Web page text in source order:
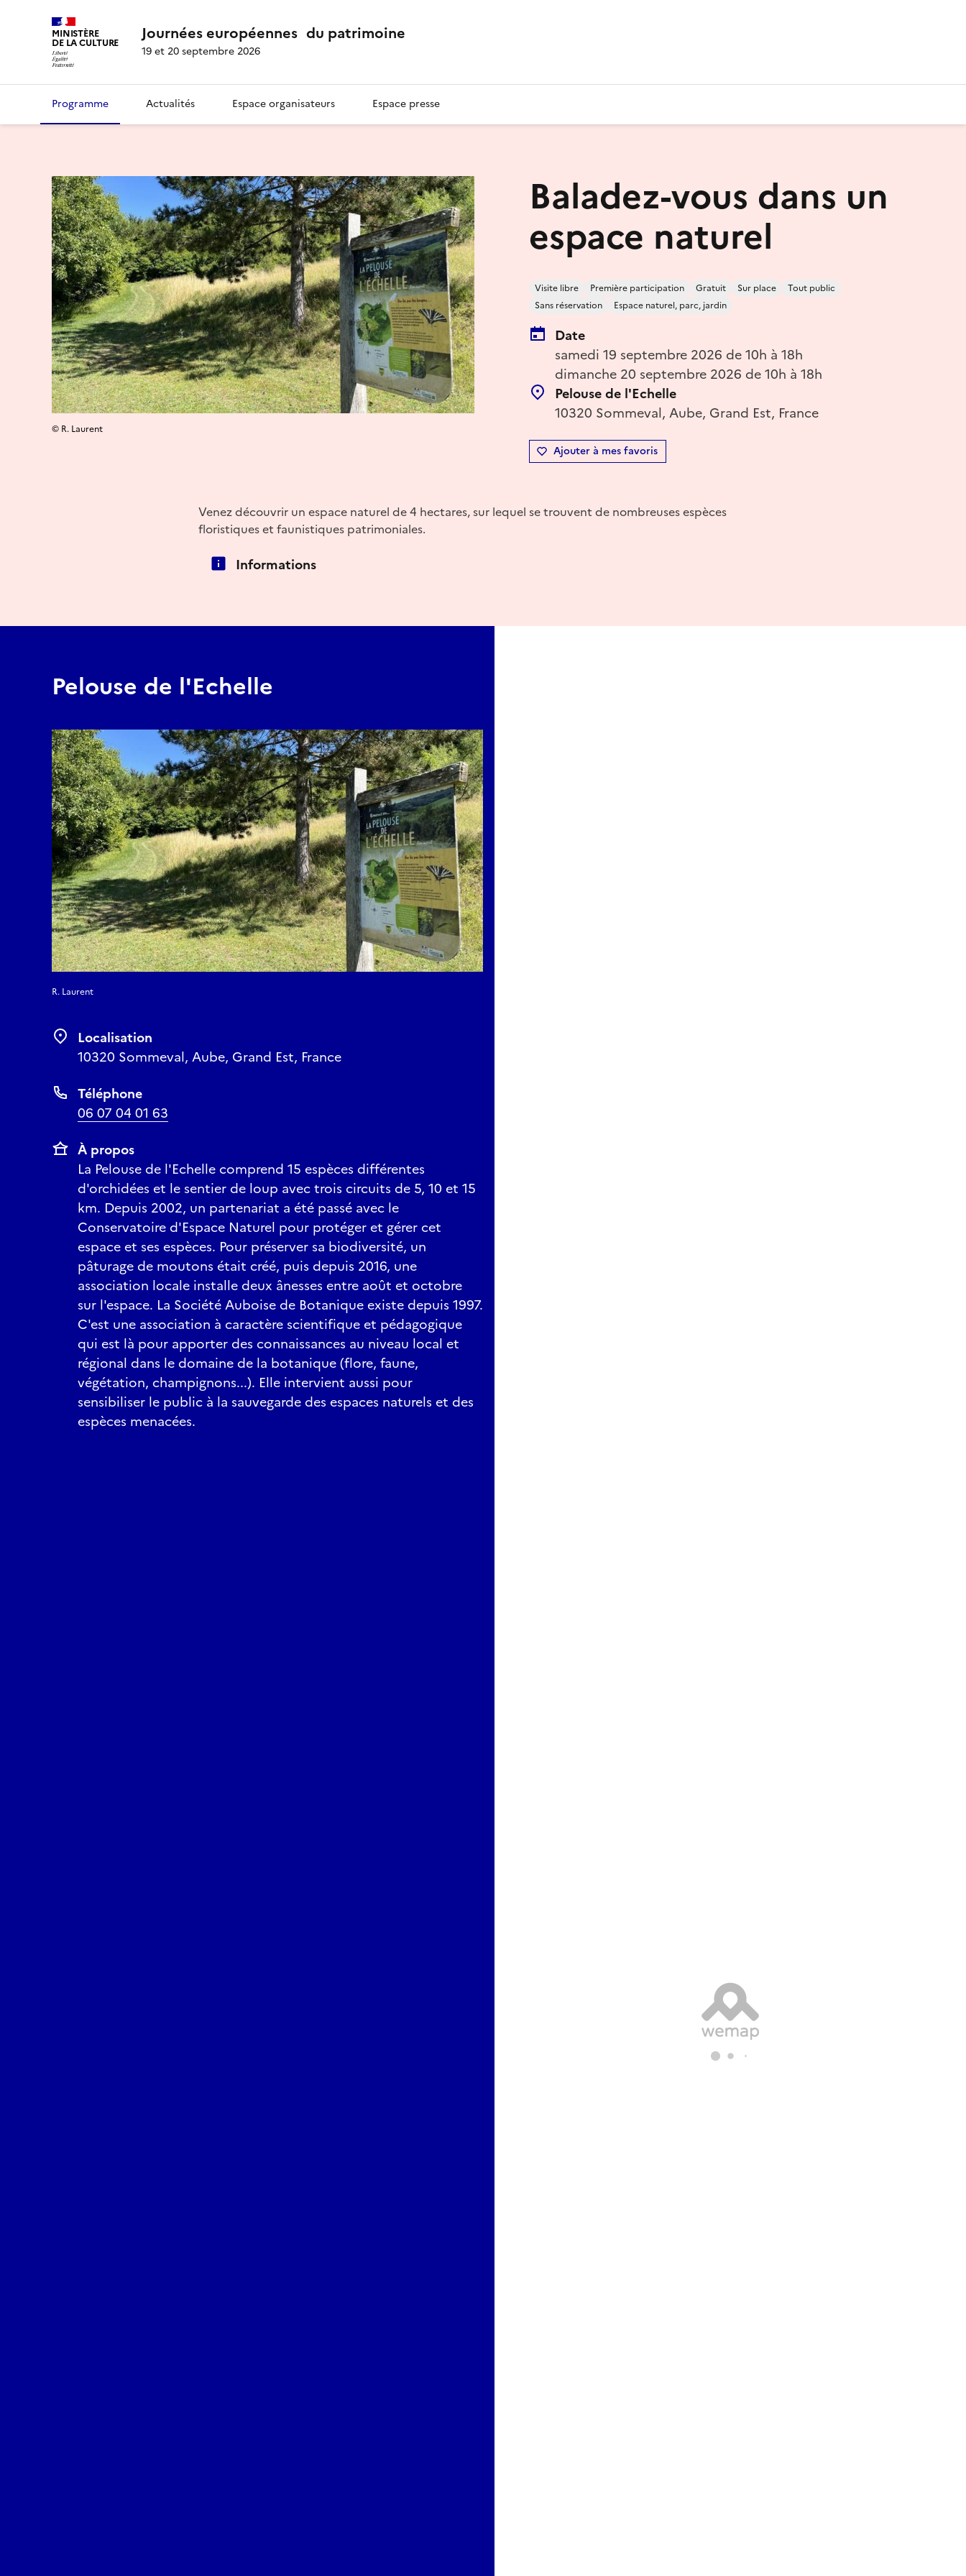
MINISTÈRE
DE LA CULTURE Journées européennes du patrimoine
19 et 20 septembre 2026
Programme Actualités Espace organisateurs Espace presse
Baladez-vous dans un
espace naturel
Visite libre Première participation Gratuit Sur place
Tout public
Sans réservation
Espace naturel, parc, jardin
Date
samedi 19 septembre 2026 de 10h à 18h
dimanche 20 septembre 2026 de 10h à 18h
Pelouse de l'Echelle
10320 Sommeval, Aube, Grand Est, France
Ajouter à mes favoris
© R. Laurent
Venez découvrir un espace naturel de 4 hectares, sur lequel se trouvent de nombreuses espèces
floristiques et faunistiques patrimoniales.
Informations
Pelouse de l'Echelle
R. Laurent
Localisation
10320 Sommeval, Aube, Grand Est, France
Téléphone
06 07 04 01 63
À propos
La Pelouse de l'Echelle comprend 15 espèces différentes
d'orchidées et le sentier de loup avec trois circuits de 5, 10 et 15
km. Depuis 2002, un partenariat a été passé avec le
Conservatoire d'Espace Naturel pour protéger et gérer cet
espace et ses espèces. Pour préserver sa biodiversité, un
pâturage de moutons était créé, puis depuis 2016, une
association locale installe deux ânesses entre août et octobre
sur l'espace. La Société Auboise de Botanique existe depuis 1997.
C'est une association à caractère scientifique et pédagogique
qui est là pour apporter des connaissances au niveau local et
régional dans le domaine de la botanique (flore, faune,
végétation, champignons...). Elle intervient aussi pour
sensibiliser le public à la sauvegarde des espaces naturels et des
espèces menacées.